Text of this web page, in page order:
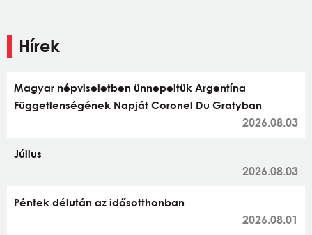
Hírek
Magyar népviseletben ünnepeltük Argentína
Függetlenségének Napját Coronel Du Gratyban
2026.08.03
Július
2026.08.03
Péntek délután az idősotthonban
2026.08.01